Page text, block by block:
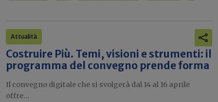
Attualità
Costruire Più. Temi, visioni e strumenti: il
programma del convegno prende forma
Il convegno digitale che si svolgerà dal 14 al 16 aprile
offre...